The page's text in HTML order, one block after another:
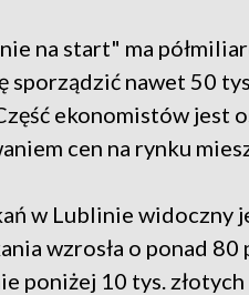
na start" ma
sporządzić nawet 50
ekonomistów jest
cen na rynku
w Lublinie widoczny
wzrosła o ponad
poniżej 10 tys.